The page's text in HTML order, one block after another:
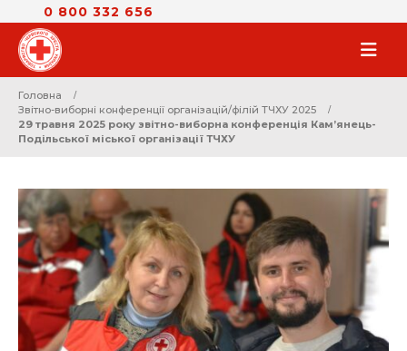
0 800 332 656
Головна
Звітно-виборні конференції організацій/філій ТЧХУ 2025
29 травня 2025 року звітно-виборна конференція Кам’янець-
Подільської міської організації ТЧХУ